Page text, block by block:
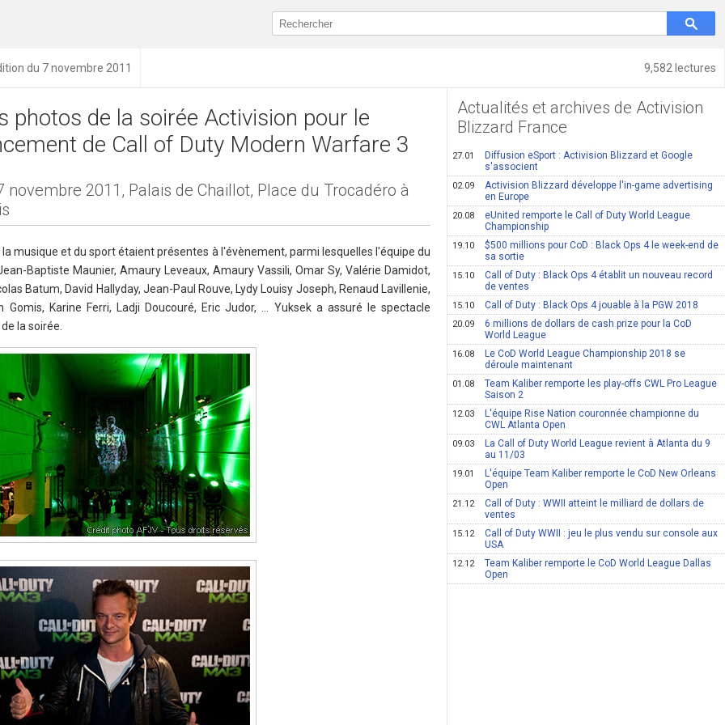
9,582 lectures
du 7 novembre 2011
photos de la soirée Activision pour le
de Call of Duty Modern Warfare 3
novembre 2011, Palais de Chaillot, Place du Trocadéro à
musique et du sport étaient présentes à l'évènement, parmi lesquelles l'équipe du
Baptiste Maunier, Amaury Leveaux, Amaury Vassili, Omar Sy, Valérie Damidot,
Batum, David Hallyday, Jean-Paul Rouve, Lydy Louisy Joseph, Renaud Lavillenie,
Gomis, Karine Ferri, Ladji Doucouré, Eric Judor, … Yuksek a assuré le spectacle
la soirée.
Actualités et archives de Activision
Blizzard France
27.01
Diffusion eSport : Activision Blizzard et Google
s'associent
02.09
Activision Blizzard développe l'in-game advertising
en Europe
20.08
eUnited remporte le Call of Duty World League
Championship
19.10
$500 millions pour CoD : Black Ops 4 le week-end de
sa sortie
15.10
Call of Duty : Black Ops 4 établit un nouveau record
de ventes
15.10 Call of Duty : Black Ops 4 jouable à la PGW 2018
20.09
6 millions de dollars de cash prize pour la CoD
World League
16.08
Le CoD World League Championship 2018 se
déroule maintenant
01.08
Team Kaliber remporte les play-offs CWL Pro League
Saison 2
12.03
L'équipe Rise Nation couronnée championne du
CWL Atlanta Open
09.03
La Call of Duty World League revient à Atlanta du 9
au 11/03
19.01
L'équipe Team Kaliber remporte le CoD New Orleans
Open
21.12
Call of Duty : WWII atteint le milliard de dollars de
ventes
15.12
Call of Duty WWII : jeu le plus vendu sur console aux
USA
12.12
Team Kaliber remporte le CoD World League Dallas
Open